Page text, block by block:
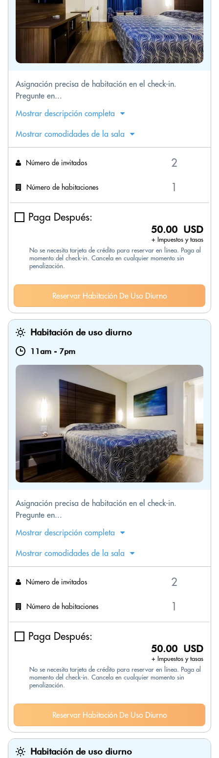
Asignación precisa de habitación en el check-in.
Pregunte en...
Mostrar descripción completa
Mostrar comodidades de la sala
Número de invitados
Número de habitaciones
Paga Después:
50.00 USD
+ Impuestos y tasas
No se necesita tarjeta de crédito para reservar en línea. Paga al
momento del check-in. Cancela en cualquier momento sin
penalización.
Reservar Habitación De Uso Diurno
Habitación de uso diurno
11am - 7pm
Asignación precisa de habitación en el check-in.
Pregunte en...
Mostrar descripción completa
Mostrar comodidades de la sala
Número de invitados
Número de habitaciones
Paga Después:
50.00 USD
+ Impuestos y tasas
No se necesita tarjeta de crédito para reservar en línea. Paga al
momento del check-in. Cancela en cualquier momento sin
penalización.
Reservar Habitación De Uso Diurno
Habitación de uso diurno